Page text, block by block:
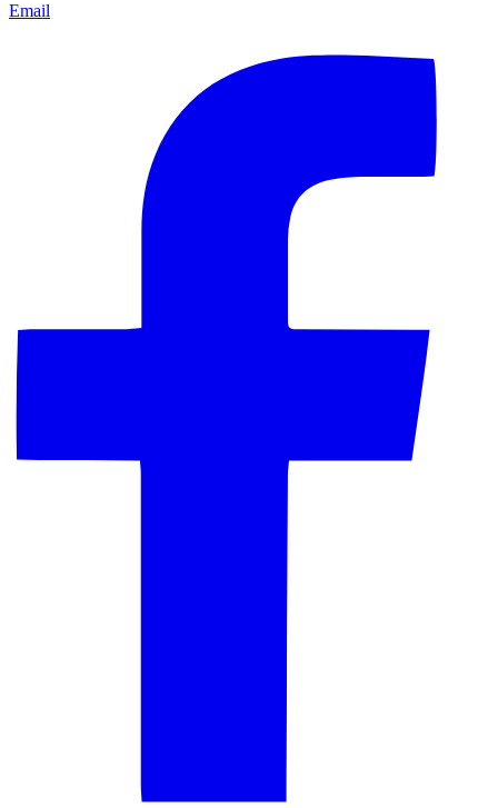
Email